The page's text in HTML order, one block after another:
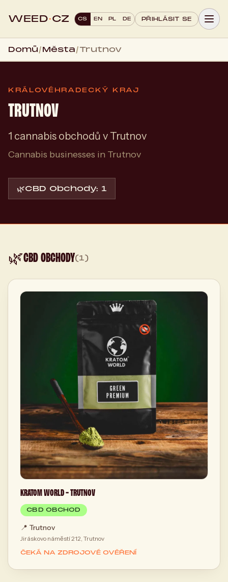
WEED·CZ CS EN PL DE PŘIHLÁSIT SE
Domů/Města/Trutnov
KRÁLOVÉHRADECKÝ KRAJ
TRUTNOV
1 cannabis obchodů v Trutnov
Cannabis businesses in Trutnov
🌿CBD Obchody: 1
🌿CBD OBCHODY(1)
KRATOM WORLD - TRUTNOV
CBD OBCHOD
📍 Trutnov
Jiráskovo náměstí 212, Trutnov
ČEKÁ NA ZDROJOVÉ OVĚŘENÍ